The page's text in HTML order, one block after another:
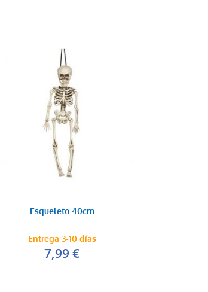
Esqueleto 40cm
Entrega 3-10 días
7,99 €